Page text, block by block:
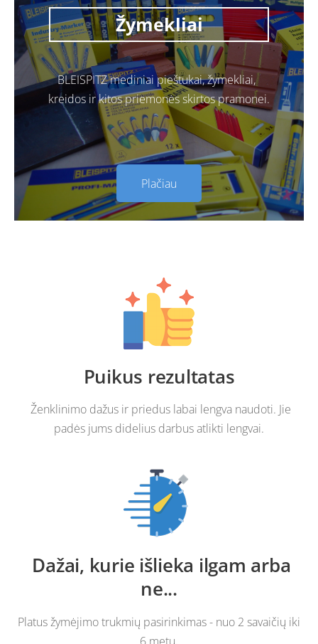
Žymekliai
BLEISPITZ mediniai pieštukai, žymekliai,
kreidos ir kitos priemonės skirtos pramonei.
Plačiau
Puikus rezultatas
Ženklinimo dažus ir priedus labai lengva naudoti. Jie
padės jums didelius darbus atlikti lengvai.
Dažai, kurie išlieka ilgam arba
ne...
Platus žymėjimo trukmių pasirinkimas - nuo 2 savaičių iki